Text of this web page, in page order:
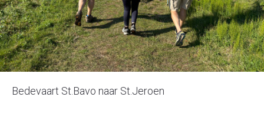
Bedevaart St.Bavo naar St.Jeroen